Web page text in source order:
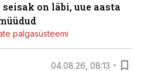
on läbi, uue aasta
palgasüsteemi
04.08.26, 08:13